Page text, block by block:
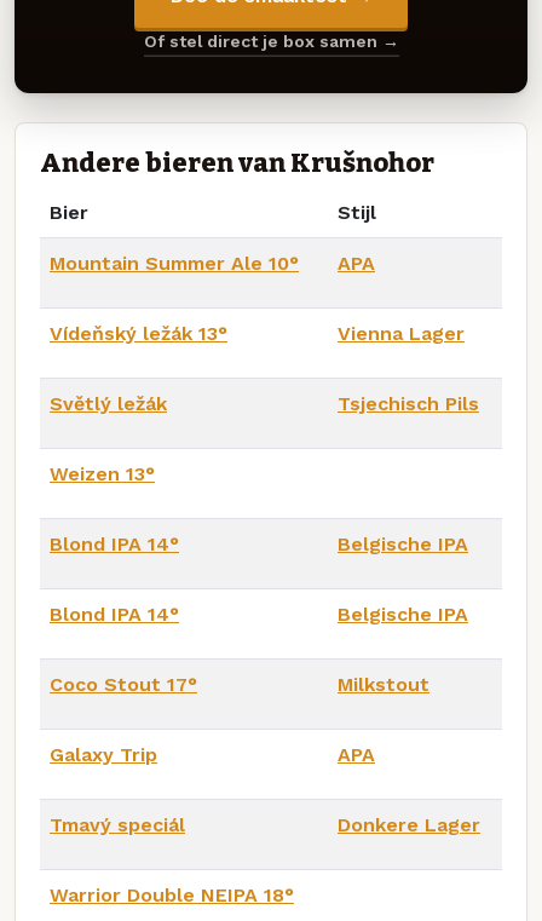
Of stel direct je box samen →
Andere bieren van Krušnohor
Bier Stijl
Mountain Summer Ale 10° APA
Vídeňský ležák 13° Vienna Lager
Světlý ležák Tsjechisch Pils
Weizen 13°
Blond IPA 14° Belgische IPA
Blond IPA 14° Belgische IPA
Coco Stout 17° Milkstout
Galaxy Trip APA
Tmavý speciál Donkere Lager
Warrior Double NEIPA 18°